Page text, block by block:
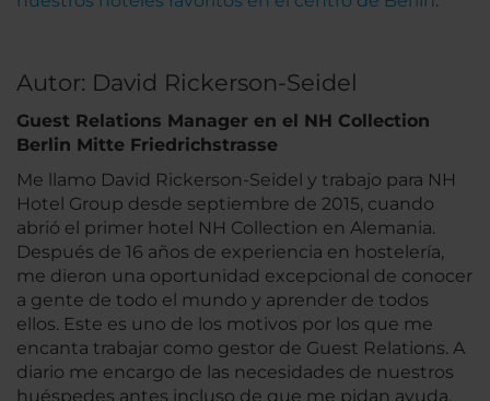
Autor: David Rickerson-Seidel
Guest Relations Manager en el NH Collection
Berlin Mitte Friedrichstrasse
Me llamo David Rickerson-Seidel y trabajo para NH
Hotel Group desde septiembre de 2015, cuando
abrió el primer hotel NH Collection en Alemania.
Después de 16 años de experiencia en hostelería,
me dieron una oportunidad excepcional de conocer
a gente de todo el mundo y aprender de todos
ellos. Este es uno de los motivos por los que me
encanta trabajar como gestor de Guest Relations. A
diario me encargo de las necesidades de nuestros
huéspedes antes incluso de que me pidan ayuda.